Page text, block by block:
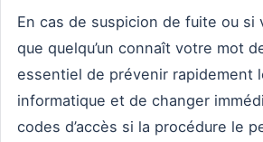
En cas de suspicion de fuite ou si
que quelqu’un connaît votre mot
essentiel de prévenir rapidement
informatique et de changer
codes d’accès si la procédure le